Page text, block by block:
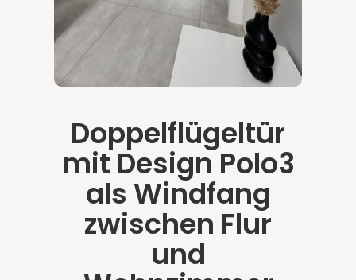
Doppelflügeltür
mit Design Polo3
als Windfang
zwischen Flur
und